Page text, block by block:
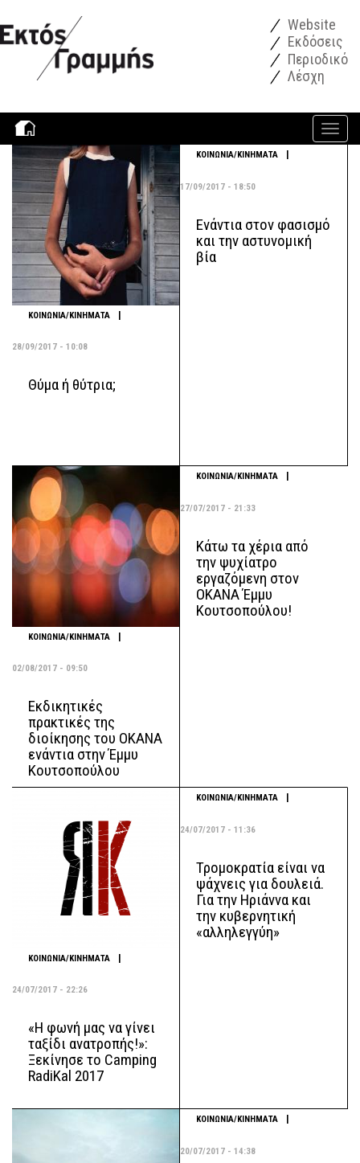
Website
Εκδόσεις
Περιοδικό
Λέσχη
Toggle
ΚΟΙΝΩΝΙΑ/ΚΙΝΗΜΑΤΑ |
28/09/2017 - 10:08
Θύμα ή θύτρια;
ΚΟΙΝΩΝΙΑ/ΚΙΝΗΜΑΤΑ
17/09/2017 - 18:50
Ενάντια στον φασισμό
και την αστυνομική
βία
ΚΟΙΝΩΝΙΑ/ΚΙΝΗΜΑΤΑ |
02/08/2017 - 09:50
Εκδικητικές
πρακτικές της
διοίκησης του ΟΚΑΝΑ
ενάντια στην Έμμυ
Κουτσοπούλου
ΚΟΙΝΩΝΙΑ/ΚΙΝΗΜΑΤΑ
27/07/2017 - 21:33
Κάτω τα χέρια από
την ψυχίατρο
εργαζόμενη στον
ΟΚΑΝΑ Έμμυ
Κουτσοπούλου!
ΚΟΙΝΩΝΙΑ/ΚΙΝΗΜΑΤΑ |
24/07/2017 - 22:26
«Η φωνή μας να γίνει
ταξίδι ανατροπής!»:
Ξεκίνησε το Camping
RadiKal 2017
ΚΟΙΝΩΝΙΑ/ΚΙΝΗΜΑΤΑ
24/07/2017 - 11:36
Τρομοκρατία είναι να
ψάχνεις για δουλειά.
Για την Ηριάννα και
την κυβερνητική
«αλληλεγγύη»
ΚΟΙΝΩΝΙΑ/ΚΙΝΗΜΑΤΑ
20/07/2017 - 14:38